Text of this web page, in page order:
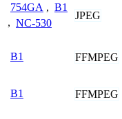
754GA , B1
, NC-530
JPEG
B1 FFMPEG
B1 FFMPEG